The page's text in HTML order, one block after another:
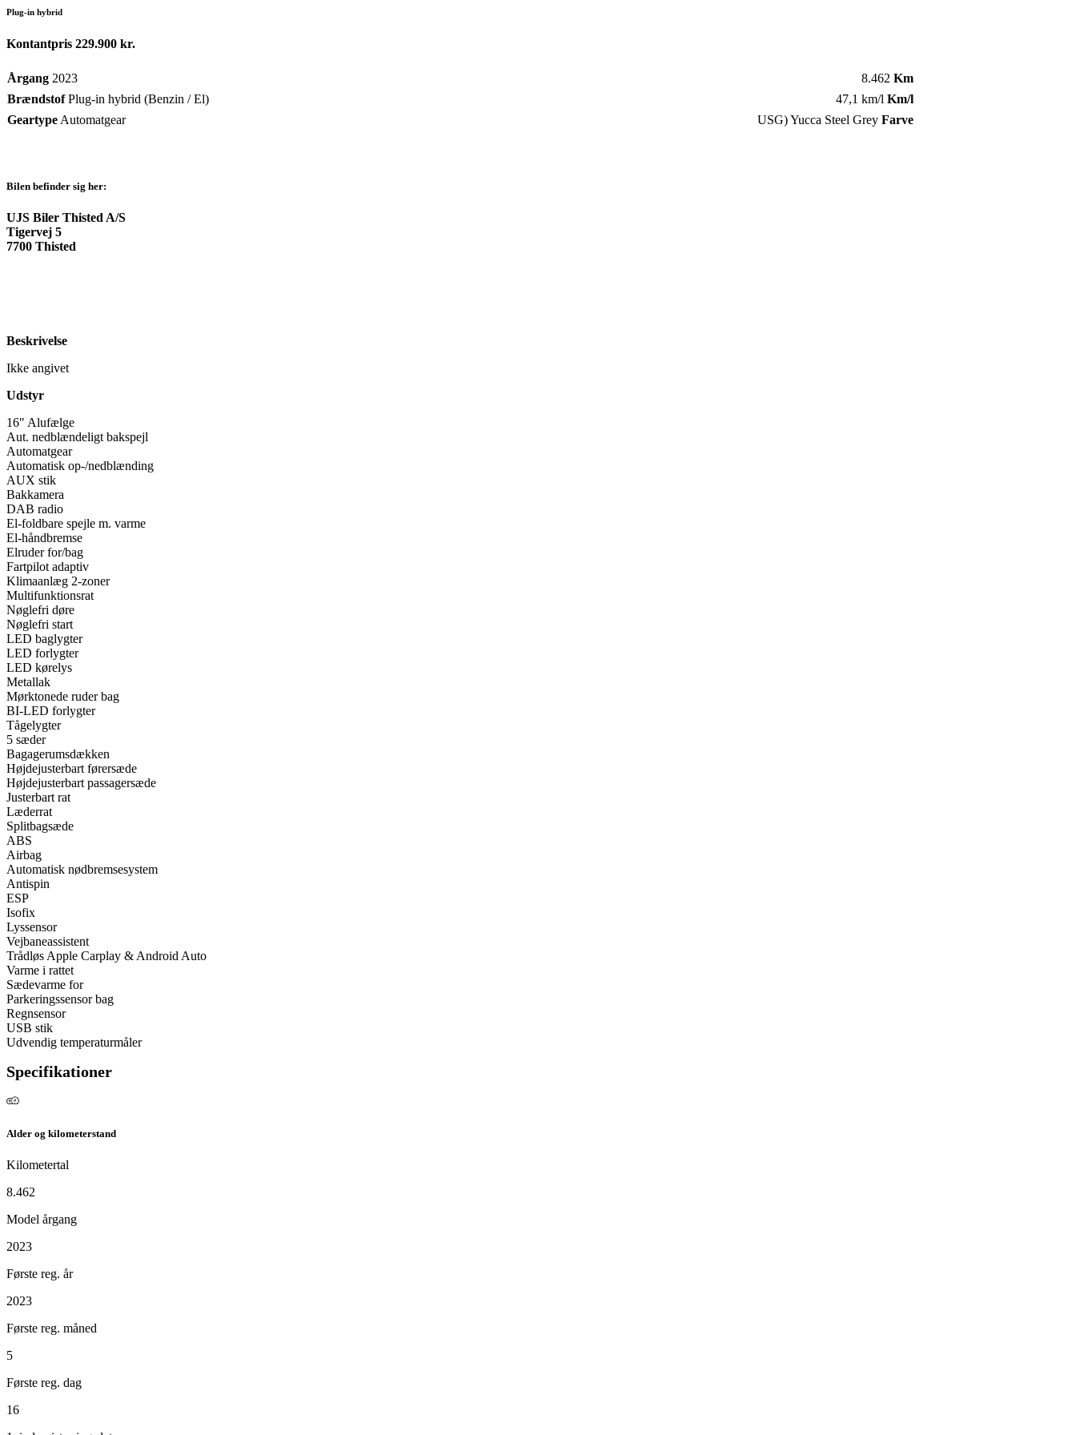
Plug-in hybrid
Kontantpris 229.900 kr.
Årgang 2023 8.462 Km
BrændstofPlug-in hybrid (Benzin / El) 47,1 km/l Km/l
Geartype Automatgear USG) Yucca Steel Grey Farve
Bilen befinder sig her:
UJS Biler Thisted A/S
Tigervej 5
7700 Thisted
Beskrivelse
Ikke angivet
Udstyr
16" Alufælge
Aut. nedblændeligt bakspejl
Automatgear
Automatisk op-/nedblænding
AUX stik
Bakkamera
DAB radio
El-foldbare spejle m. varme
El-håndbremse
Elruder for/bag
Fartpilot adaptiv
Klimaanlæg 2-zoner
Multifunktionsrat
Nøglefri døre
Nøglefri start
LED baglygter
LED forlygter
LED kørelys
Metallak
Mørktonede ruder bag
BI-LED forlygter
Tågelygter
5 sæder
Bagagerumsdækken
Højdejusterbart førersæde
Højdejusterbart passagersæde
Justerbart rat
Læderrat
Splitbagsæde
ABS
Airbag
Automatisk nødbremsesystem
Antispin
ESP
Isofix
Lyssensor
Vejbaneassistent
Trådløs Apple Carplay & Android Auto
Varme i rattet
Sædevarme for
Parkeringssensor bag
Regnsensor
USB stik
Udvendig temperaturmåler
Specifikationer
Alder og kilometerstand
Kilometertal
8.462
Model årgang
2023
Første reg. år
2023
Første reg. måned
5
Første reg. dag
16